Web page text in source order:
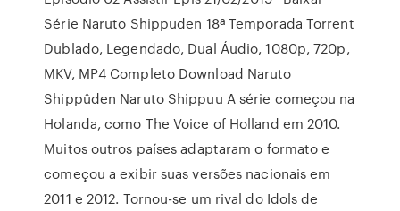
Série Naruto Shippuden 18ª Temporada Torrent
Dublado, Legendado, Dual Áudio, 1080p, 720p,
MKV, MP4 Completo Download Naruto
Shippûden Naruto Shippuu A série começou na
Holanda, como The Voice of Holland em 2010.
Muitos outros países adaptaram o formato e
começou a exibir suas versões nacionais em
2011 e 2012. Tornou-se um rival do Idols de